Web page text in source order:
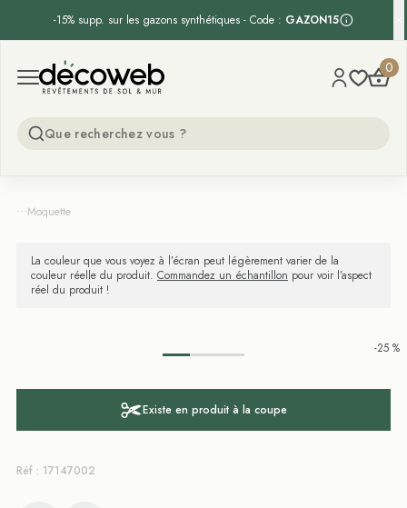
-15% supp. sur les gazons synthétiques - Code : GAZON15
Open menu
Decoweb 0
...Moquette
La couleur que vous voyez à l’écran peut légèrement varier de la
couleur réelle du produit. Commandez un échantillon pour voir l’aspect
réel du produit !
-25 %
Existe en produit à la coupe
Réf : 17147002